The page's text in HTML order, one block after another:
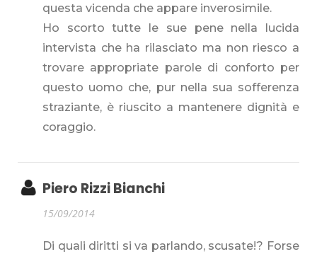
questa vicenda che appare inverosimile.
Ho scorto tutte le sue pene nella lucida
intervista che ha rilasciato ma non riesco a
trovare appropriate parole di conforto per
questo uomo che, pur nella sua sofferenza
straziante, è riuscito a mantenere dignità e
coraggio.
Piero Rizzi Bianchi
15/09/2014
Di quali diritti si va parlando, scusate!? Forse